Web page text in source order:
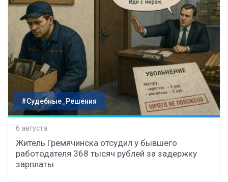
#Судебные_Решения
6 августа
Житель Гремячинска отсудил у бывшего
работодателя 368 тысяч рублей за задержку
зарплаты